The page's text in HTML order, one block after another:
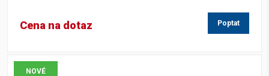
Cena na dotaz Poptat
NOVÉ